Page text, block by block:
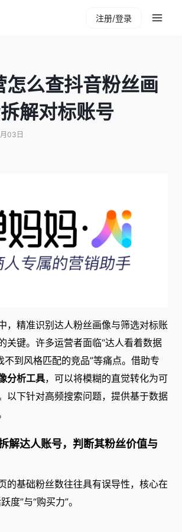
注册/登录
怎么查抖音粉丝画
解对标账号
03日
，精准识别达人粉丝画像与筛选对标账
关键。许多运营者面临“达人看着数据
不到风格匹配的竞品”等痛点。借助专
分析工具，可以将模糊的直觉转化为可
以下针对高频搜索问题，提供基于数据
解达人账号，判断其粉丝价值与
的基础粉丝数往往具有误导性，核心在
度”与“购买力”。